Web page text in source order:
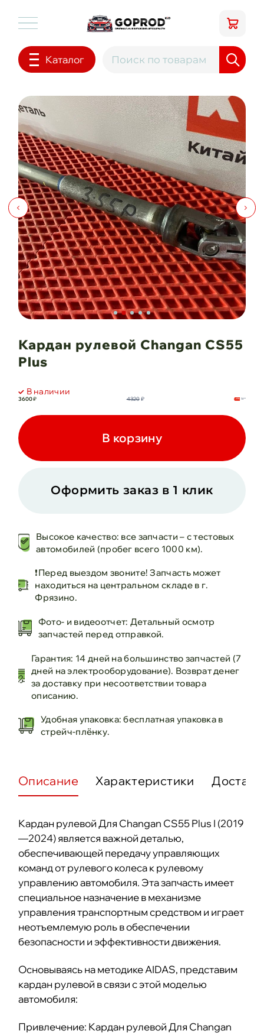
Каталог
Кардан рулевой Changan CS55
Plus
В наличии
3600₽ 4320₽ -17% Экономия
720₽
В корзину
Оформить заказ в 1 клик
Высокое качество: все запчасти – с тестовых
автомобилей (пробег всего 1000 км).
❗Перед выездом звоните! Запчасть может
находиться на центральном складе в г.
Фрязино.
Фото- и видеоотчет: Детальный осмотр
запчастей перед отправкой.
Гарантия: 14 дней на большинство запчастей (7
дней на электрооборудование). Возврат денег
за доставку при несоответствии товара
описанию.
Удобная упаковка: бесплатная упаковка в
стрейч-плёнку.
Описание Характеристики
Кардан рулевой Для Changan CS55 Plus I (2019
—2024) является важной деталью,
обеспечивающей передачу управляющих
команд от рулевого колеса к рулевому
управлению автомобиля. Эта запчасть имеет
специальное назначение в механизме
управления транспортным средством и играет
неотъемлемую роль в обеспечении
безопасности и эффективности движения.
Основываясь на методике AIDAS, представим
кардан рулевой в связи с этой моделью
автомобиля:
Привлечение: Кардан рулевой Для Changan